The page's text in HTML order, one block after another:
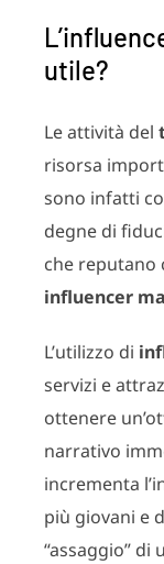
utile?
Le attività del
risorsa
sono infatti
degne di
che reputano
influencer
L’utilizzo di
servizi e
ottenere
narrativo
incrementa
più giovani e
“assaggio” di